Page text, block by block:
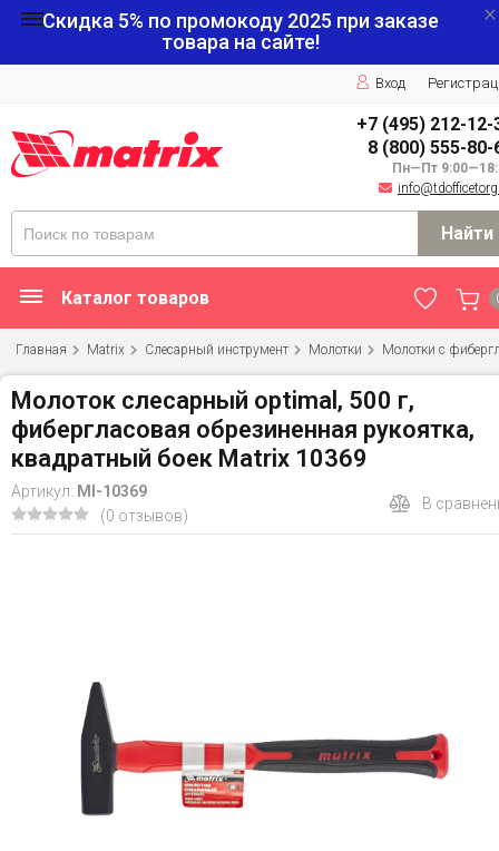
Скидка 5% по промокоду 2025 при заказе
товара на сайте!
Вход
+7 (495) 212-12-
8 (800) 555-80-
Пн—Пт
Найти
Каталог товаров
Главная Matrix Слесарный инструмент Молотки Молотки с
Молоток слесарный optimal, 500 г,
фибергласовая обрезиненная рукоятка,
квадратный боек Matrix 10369
Артикул: MI-10369
(0 отзывов)
В